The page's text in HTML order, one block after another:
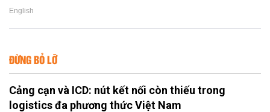
English
ĐỪNG BỎ LỠ
Cảng cạn và ICD: nút kết nối còn thiếu trong
logistics đa phương thức Việt Nam